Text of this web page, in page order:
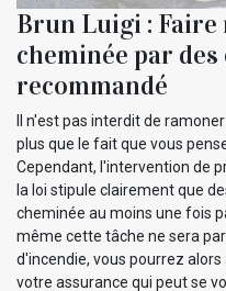
Brun Luigi :
cheminée par
recommandé
Il n'est pas interdit de
plus que le fait que vous
Cependant, l'intervention de
la loi stipule clairement que
cheminée au moins une fois
même cette tâche ne sera
d'incendie, vous pourrez
votre assurance qui peut se